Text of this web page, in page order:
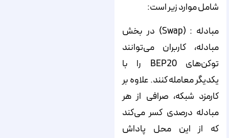
شامل موارد زیر است:
مبادله : (Swap) در بخش
مبادله، کاربران می‌توانند
توکن‌های BEP20 را با
یکدیگر معامله کنند. علاوه بر
کارمزد شبکه، صرافی از هر
مبادله درصدی کسر می‌کند
که از این محل پاداش